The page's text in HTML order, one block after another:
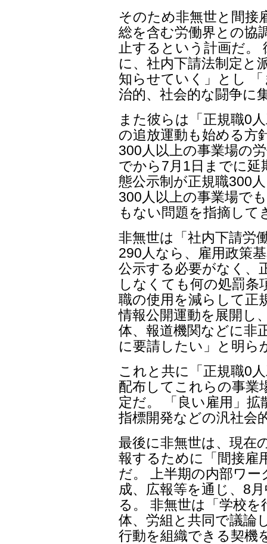
そのため非無世と間接
総を含む労働界との協
止するという計画だ。
に、社内下請法制定と
知らせていく」とし
治的、社会的な闘争に
また彼らは「正規職0
の追放運動も始める方
300人以上の事業場の
でから7月1日までに延
態公示制が正規職300
300人以上の事業場で
もない問題を指摘して
非無世は「社内下請労
290人なら、雇用政策
公示する必要がなく、
しなくても何の処罰条
職の使用を減らして正
情報公開運動を展開し
体、報道機関などに非
に要請したい」と明ら
これと共に「正規職0
配布してこれらの事業
定だ。 「良い雇用」
指標開発などの汎社会
最後に非無世は、現在
報するために「間接雇
だ。 上半期の内部ワ
成、広報等を通じ、8
る。 非無世は「学校
体、労組と共同で議論
行動を組織できる契機